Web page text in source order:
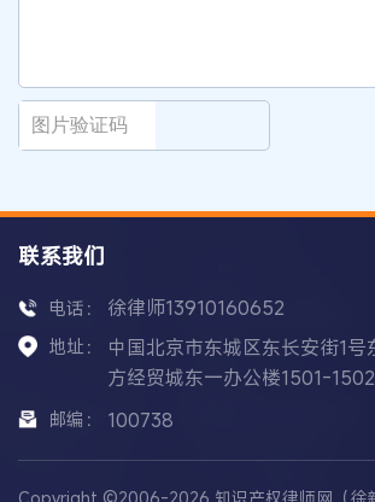
联系我们
电话： 徐律师13910160652
地址：
中国北京市东城区东长安街1号
方经贸城东一办公楼1501-
邮编： 100738
Copyright ©2006-2026 知识产权律师网（徐